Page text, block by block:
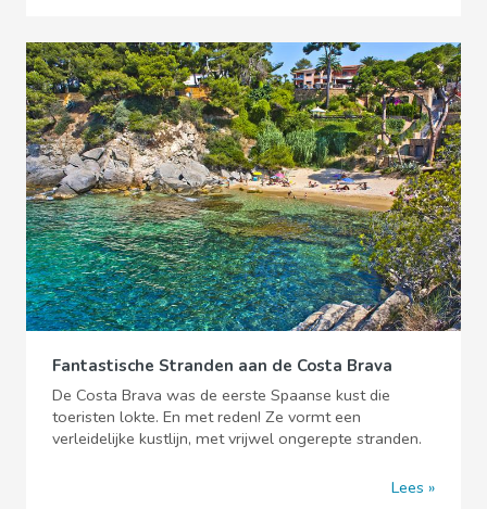
Fantastische Stranden aan de Costa Brava
De Costa Brava was de eerste Spaanse kust die
toeristen lokte. En met reden! Ze vormt een
verleidelijke kustlijn, met vrijwel ongerepte stranden.
Lees